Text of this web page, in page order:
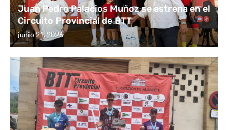
Juan Pedro Palacios Muñoz se estrena en el
Circuito Provincial de BTT
junio 21, 2026